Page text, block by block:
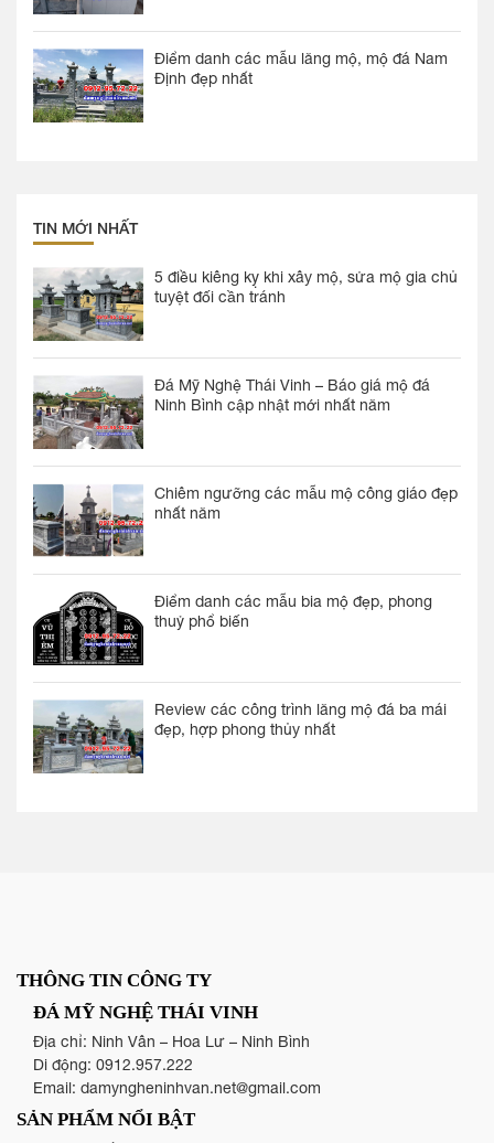
Điểm danh các mẫu lăng mộ, mộ đá Nam
Định đẹp nhất
TIN MỚI NHẤT
5 điều kiêng kỵ khi xây mộ, sửa mộ gia chủ
tuyệt đối cần tránh
Đá Mỹ Nghệ Thái Vinh – Báo giá mộ đá
Ninh Bình cập nhật mới nhất năm
Chiêm ngưỡng các mẫu mộ công giáo đẹp
nhất năm
Điểm danh các mẫu bia mộ đẹp, phong
thuỷ phổ biến
Review các công trình lăng mộ đá ba mái
đẹp, hợp phong thủy nhất
THÔNG TIN CÔNG TY
ĐÁ MỸ NGHỆ THÁI VINH
Địa chỉ: Ninh Vân – Hoa Lư – Ninh Bình
Di động: 0912.957.222
Email: damyngheninhvan.net@gmail.com
SẢN PHẨM NỔI BẬT